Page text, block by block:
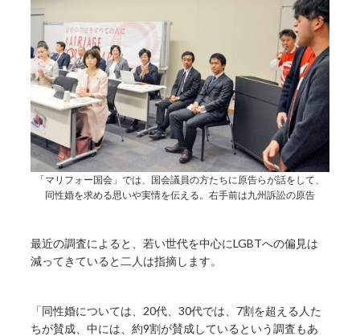
「マリフォー国会」では、国会議員の方たちに原告らが話をして、
同性婚を求める思いや実情を伝える。右手前は九州訴訟の原告
最近の調査によると、若い世代を中心にLGBTへの偏見は
減ってきていると二人は指摘します。
「同性婚については、20代、30代では、7割を超える人た
ちが賛成、中には、約9割が賛成しているという調査もあ